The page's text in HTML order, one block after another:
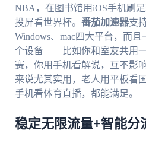
NBA，在图书馆用iOS手机刷
投屏看世界杯。 番茄加速器支
Windows、mac四大平台，而
个设备——比如你和室友共用
赛，你用手机看解说，互不影
来说尤其实用，老人用平板看
手机看体育直播，都能满足。
稳定无限流量+智能分